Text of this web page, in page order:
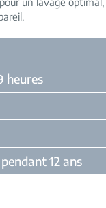
heures
12 ans